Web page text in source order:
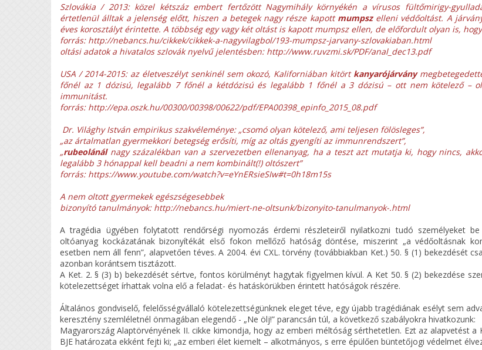
Szlovákia / 2013: közel kétszáz embert fertőzött Nagymihály környékén a vírusos fültőmirigy-
értetlenül álltak a jelenség előtt, hiszen a betegek nagy része kapott mumpszelleni védőoltást. A
éves korosztályt érintette. A többség egy vagy két oltást is kapott mumpsz ellen, de előfordult olyan is,
forrás: http://nebancs.hu/cikkek/cikkek-a-nagyvilagbol/193-mumpsz-jarvany-szlovakiaban.html
oltási adatok a hivatalos szlovák nyelvű jelentésben: http://www.ruvzmi.sk/PDF/anal_dec13.pdf
USA / 2014-2015: az életveszélyt senkinél sem okozó, Kaliforniában kitört kanyarójárvány
főnél az 1 dózisú, legalább 7 főnél a kétdózisú és legalább 1 főnél a 3 dózisú – ott nem kötelező –
immunitást.
forrás: http://epa.oszk.hu/00300/00398/00622/pdf/EPA00398_epinfo_2015_08.pdf
Dr. Világhy István empirikus szakvéleménye: „csomó olyan kötelező, ami teljesen fölösleges”,
„az ártalmatlan gyermekkori betegség erősíti, míg az oltás gyengíti az immunrendszert”,
„rubeolánálnagy százalékban van a szervezetben ellenanyag, ha a teszt azt mutatja ki, hogy nincs,
legalább 3 hónappal kell beadni a nem kombinált(!) oltószert”
forrás: https://www.youtube.com/watch?v=eYnERsieSIw#t=0h18m15s
A nem oltott gyermekek egészségesebbek
bizonyító tanulmányok: http://nebancs.hu/miert-ne-oltsunk/bizonyito-tanulmanyok-.html
A tragédia ügyében folytatott rendőrségi nyomozás érdemi részleteiről nyilatkozni tudó személyeket
oltóanyag kockázatának bizonyítékát első fokon mellőző hatóság döntése, miszerint „a védőoltásnak
esetben nem áll fenn”, alapvetően téves. A 2004. évi CXL. törvény (továbbiakban Ket.) 50. § (1) bekezdését
azonban korántsem tisztázott.
A Ket. 2. § (3) b) bekezdését sértve, fontos körülményt hagytak figyelmen kívül. A Ket 50. § (2) bekezdése
kötelezettséget írhattak volna elő a feladat- és hatáskörükben érintett hatóságok részére.
Általános gondviselő, felelősségvállaló kötelezettségünknek eleget téve, egy újabb tragédiának esélyt sem
keresztény szemléletnél önmagában elegendő - „Ne ölj!” parancsán túl, a következő szabályokra hivatkozunk:
Magyarország Alaptörvényének II. cikke kimondja, hogy az emberi méltóság sérthetetlen. Ezt az alapvetést a
BJE határozata ekként fejti ki; „az emberi élet kiemelt – alkotmányos, s erre épülően büntetőjogi védelmet